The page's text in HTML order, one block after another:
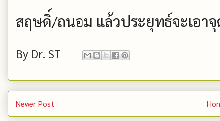
สฤษดิ์/ถนอม แล้วประยุทธ์จะเอ
By Dr. ST
Newer Post